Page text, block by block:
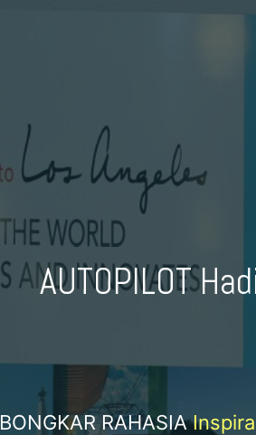
AUTOPILOT
BONGKAR RAHASIA